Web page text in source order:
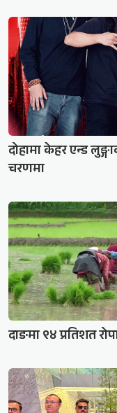
दोहामा केहर एन्ड
चरणमा
दाङमा ९४ प्रतिशत